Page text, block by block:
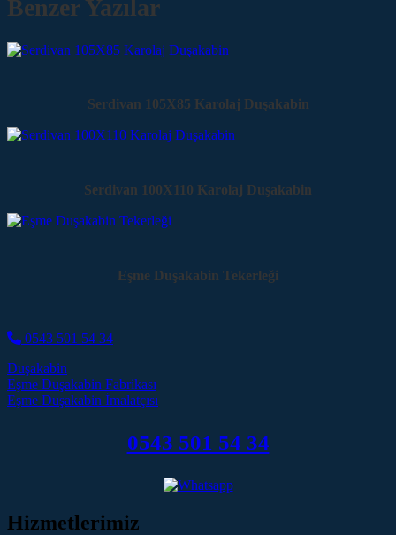
Benzer Yazılar
Serdivan 105X85 Karolaj Duşakabin
Serdivan 100X110 Karolaj Duşakabin
Eşme Duşakabin Tekerleği
0543 501 54 34
Duşakabin
Post navigation
Eşme Duşakabin Fabrikası
Eşme Duşakabin İmalatçısı
0543 501 54 34
Hizmetlerimiz